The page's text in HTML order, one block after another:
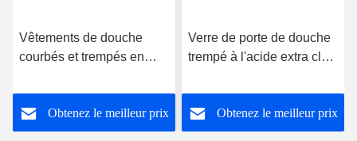
Vêtements de douche
courbés et trempés en
éblouissement de 8 mm
Obtenez le meilleur prix
Verre de porte de douche
trempé à l'acide extra clair
Obtenez le meilleur prix